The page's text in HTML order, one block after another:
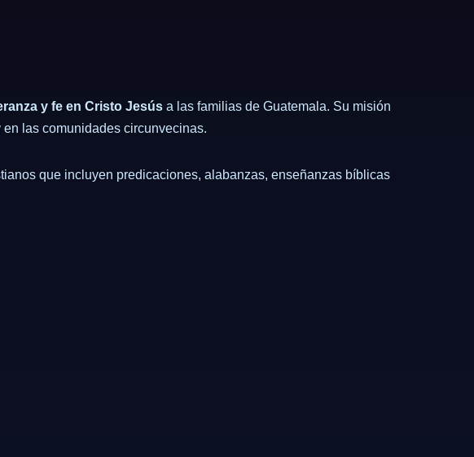
y fe en Cristo Jesús a las familias de Guatemala. Su misión
las comunidades circunvecinas.
que incluyen predicaciones, alabanzas, enseñanzas bíblicas